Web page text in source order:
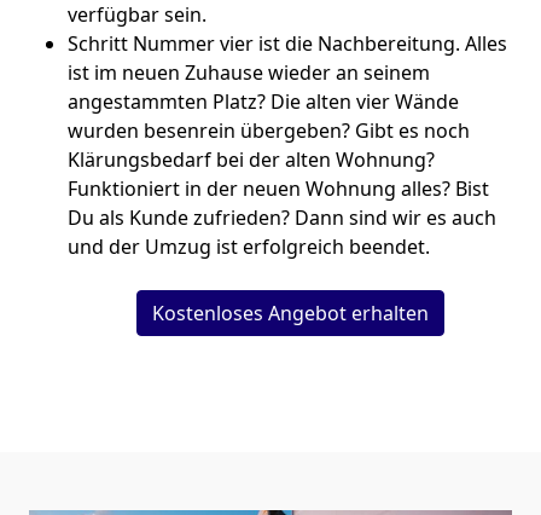
verfügbar sein.
Schritt Nummer vier ist die Nachbereitung. Alles
ist im neuen Zuhause wieder an seinem
angestammten Platz? Die alten vier Wände
wurden besenrein übergeben? Gibt es noch
Klärungsbedarf bei der alten Wohnung?
Funktioniert in der neuen Wohnung alles? Bist
Du als Kunde zufrieden? Dann sind wir es auch
und der Umzug ist erfolgreich beendet.
Kostenloses Angebot erhalten